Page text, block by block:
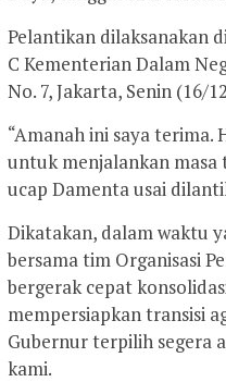
Pelantikan dilaksanakan
C Kementerian Dalam
No. 7, Jakarta, Senin (16/
“Amanah ini saya terima.
untuk menjalankan masa
ucap Damenta usai
Dikatakan, dalam waktu
bersama tim Organisasi
bergerak cepat
mempersiapkan transisi
Gubernur terpilih segera
kami.